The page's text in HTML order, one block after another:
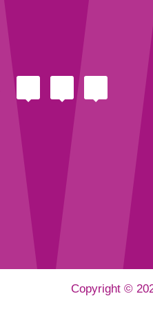
Copyright ©